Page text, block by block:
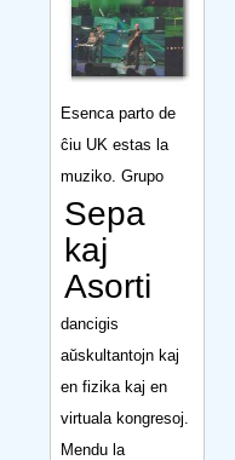
Esenca parto de
ĉiu UK estas la
muziko. Grupo
Sepa
kaj
Asorti
dancigis
aŭskultantojn kaj
en fizika kaj en
virtuala kongresoj.
Mendu la